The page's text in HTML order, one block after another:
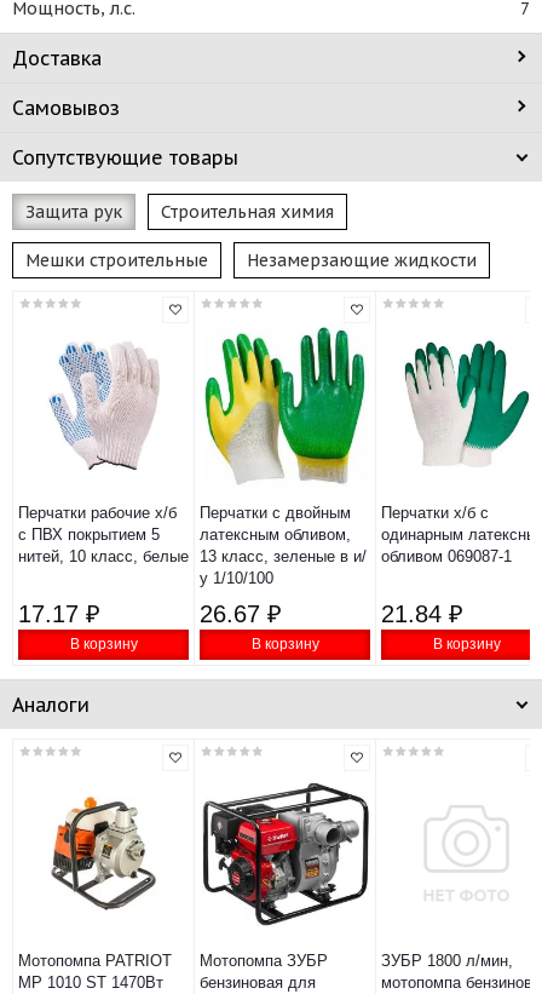
Мощность, л.с. 7
Доставка
Самовывоз
Сопутствующие товары
Защита рук Строительная химия
Мешки строительные Незамерзающие жидкости
Перчатки рабочие х/б
с ПВХ покрытием 5
нитей, 10 класс, белые
17.17 ₽
В корзину
Перчатки с двойным
латексным обливом,
13 класс, зеленые в и/
у 1/10/100
26.67 ₽
В корзину
Перчатки х/б с
одинарным
обливом 069087-1
21.84 ₽
В корзину
Аналоги
Мотопомпа PATRIOT
MP 1010 ST 1470Вт
Мотопомпа ЗУБР
бензиновая для
ЗУБР 1800 л/мин,
мотопомпа